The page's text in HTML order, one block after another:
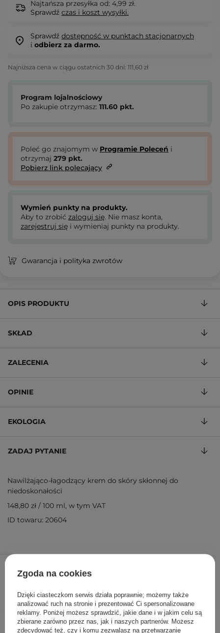
Najtańsza przesyłka od: 4,99 zł.
Sprawdź czas i koszt wysyłki.
Sprawdź dostępność w punktach stacjonarnych
i odbierz za darmo.
Najniższa cena w ciągu ostatnich 30 dni: 111,60 zł
Program lojalnościowy
Po zakupie otrzymasz: 111.60 pkt.
Poleć go znajomym w Programie Poleceń i
otrzymaj 279 pkt.
Pobierz link polecający
Wymień punkty na produkty.
Aby to zrobić zaloguj się. Nie masz konta,
zarejestruj się i wymieniaj punkty na produkty.
Gwarancja i polityka zwrotów
OPIS PRODUKTU
SKŁAD
ZALECENIA
OPINIE
EKOLOGIA
ZADAJ PYTANIE
Nawilżająco-łagodzący krem do skóry skłonnej do
niedoskonałości
148,80 zł / 100 ml, w tym VAT
ID towaru: 20604
Inni klienci sprawdzali również
Zgoda na cookies
Dzięki ciasteczkom serwis działa poprawnie; możemy także
analizować ruch na stronie i prezentować Ci spersonalizowane
reklamy. Poniżej możesz sprawdzić, jakie dane i w jakim celu są
zbierane zarówno przez nas, jak i naszych partnerów. Możesz
zdecydować też, czy i komu zezwalasz na przetwarzanie